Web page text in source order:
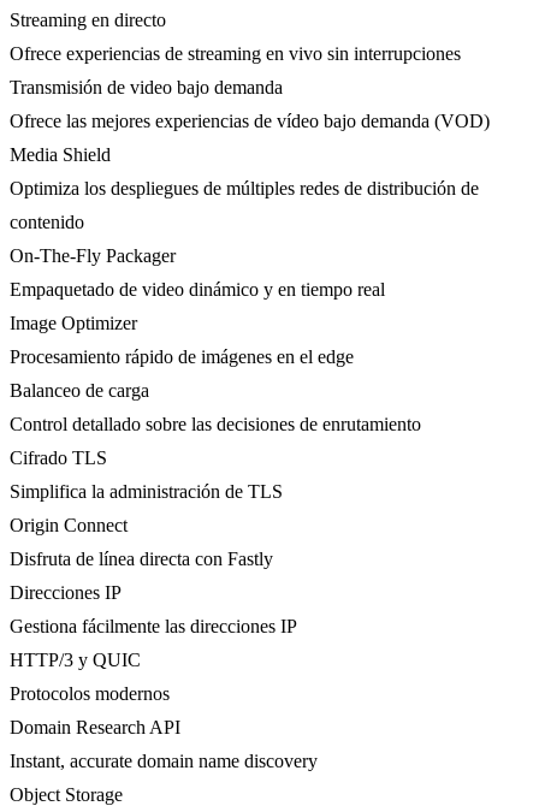
Streaming en directo
Ofrece experiencias de streaming en vivo sin interrupciones
Transmisión de video bajo demanda
Ofrece las mejores experiencias de vídeo bajo demanda (VOD)
Media Shield
Optimiza los despliegues de múltiples redes de distribución de
contenido
On-The-Fly Packager
Empaquetado de video dinámico y en tiempo real
Image Optimizer
Procesamiento rápido de imágenes en el edge
Balanceo de carga
Control detallado sobre las decisiones de enrutamiento
Cifrado TLS
Simplifica la administración de TLS
Origin Connect
Disfruta de línea directa con Fastly
Direcciones IP
Gestiona fácilmente las direcciones IP
HTTP/3 y QUIC
Protocolos modernos
Domain Research API
Instant, accurate domain name discovery
Object Storage